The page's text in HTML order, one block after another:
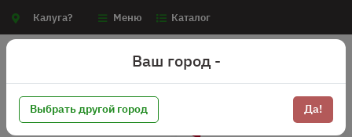
Калуга? Меню Каталог
Ваш город -
Выбрать другой город Да!